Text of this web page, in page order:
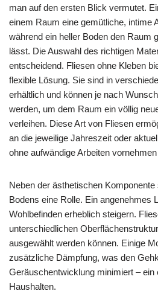
man auf den ersten Blick vermutet.
einem Raum eine gemütliche, intime
während ein heller Boden den Raum
lässt. Die Auswahl des richtigen
entscheidend. Fliesen ohne Kleben
flexible Lösung. Sie sind in
erhältlich und können je nach
werden, um dem Raum ein völlig
verleihen. Diese Art von Fliesen
an die jeweilige Jahreszeit oder
ohne aufwändige Arbeiten
Neben der ästhetischen
Bodens eine Rolle. Ein angenehmes
Wohlbefinden erheblich steigern.
unterschiedlichen
ausgewählt werden können. Einige
zusätzliche Dämpfung, was den
Geräuschentwicklung minimiert – ein
Haushalten.